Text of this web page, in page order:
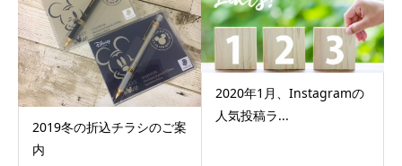
2019冬の折込チラシのご案
内
2020年1月、Instagramの
人気投稿ラ...